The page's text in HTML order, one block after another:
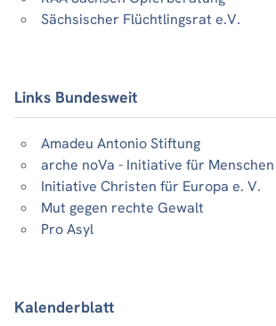
Sächsischer Flüchtlingsrat e.V.
Links Bundesweit
Amadeu Antonio Stiftung
arche noVa - Initiative für
Initiative Christen für Europa e. V.
Mut gegen rechte Gewalt
Pro Asyl
Kalenderblatt